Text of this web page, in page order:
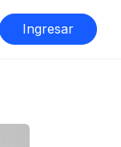
Ingresar